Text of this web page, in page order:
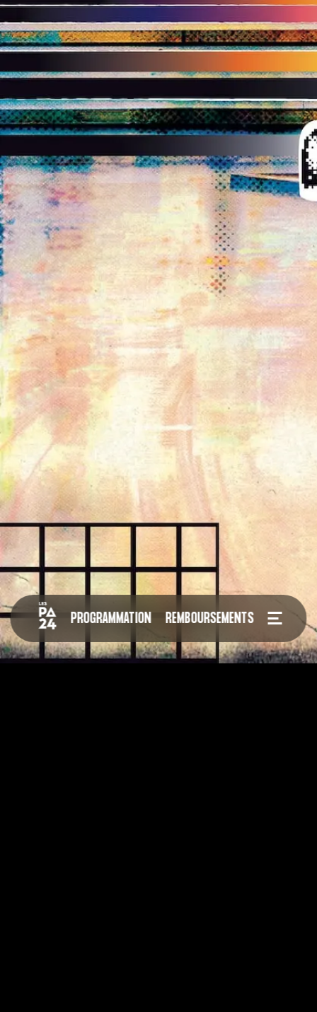
PROGRAMMATION REMBOURSEMENTS
promettant une année charnière dans son ascension.
INSTAGRAM
SPOTIFY
DEEZER